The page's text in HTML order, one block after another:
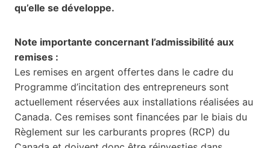
qu’elle se développe.
Note importante concernant l’admissibilité aux
remises :
Les remises en argent offertes dans le cadre du
Programme d’incitation des entrepreneurs sont
actuellement réservées aux installations réalisées au
Canada. Ces remises sont financées par le biais du
Règlement sur les carburants propres (RCP) du